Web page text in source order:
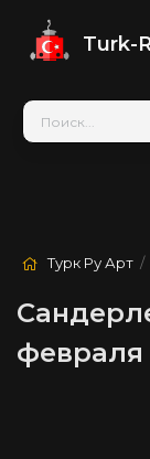
Turk-
Турк Ру Арт /
февраля